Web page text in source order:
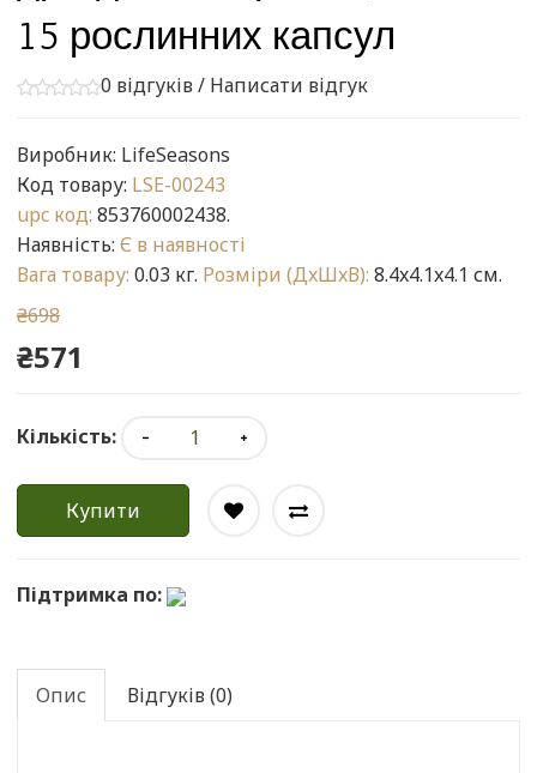
15 рослинних капсул
0 відгуків/ Написати відгук
Виробник: LifeSeasons
Код товару: LSE-00243
upc код: 853760002438.
Наявність: Є в наявності
Вага товару: 0.03 кг. Розміри (ДxШxВ): 8.4x4.1x4.1 см.
₴698
₴571
Кількість:
Купити
Підтримка по:
Опис Відгуків (0)